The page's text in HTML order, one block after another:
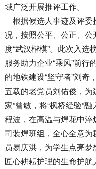
域广泛开展推评工作。
根据候选人事迹及评委
况，按照公平、公正、
度“武汉楷模”。此次入
服务助力企业“乘风”前行
的地铁建设“坚守者”刘
五载的老党员刘佑俊，为
家”曾敏，将“枫桥经验”
程波，在高温与焊花中淬
司装焊班组，全心全意
员易庆洪，为学生点亮
匠心耕耘护理的生命护航